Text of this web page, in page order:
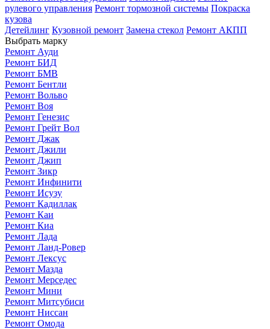
рулевого управления Ремонт тормозной системы Покраска
кузова
Детейлинг Кузовной ремонт Замена стекол Ремонт АКПП
Выбрать марку
Ремонт Ауди
Ремонт БИД
Ремонт БМВ
Ремонт Бентли
Ремонт Вольво
Ремонт Воя
Ремонт Генезис
Ремонт Грейт Вол
Ремонт Джак
Ремонт Джили
Ремонт Джип
Ремонт Зикр
Ремонт Инфинити
Ремонт Исузу
Ремонт Кадиллак
Ремонт Каи
Ремонт Киа
Ремонт Лада
Ремонт Ланд-Ровер
Ремонт Лексус
Ремонт Мазда
Ремонт Мерседес
Ремонт Мини
Ремонт Митсубиси
Ремонт Ниссан
Ремонт Омода